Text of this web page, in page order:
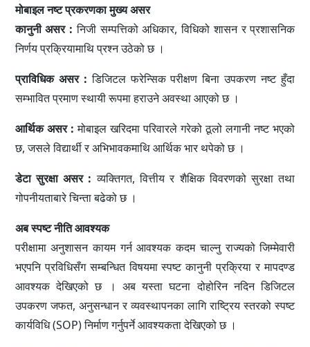
मोबाइल नष्ट प्रकरणका मुख्य असर
कानुनी असर : निजी सम्पत्तिको अधिकार, विधिको शासन र प्रशासनिक
निर्णय प्रक्रियामाथि प्रश्न उठेको छ ।
प्राविधिक असर :डिजिटल फरेन्सिक परीक्षण बिना उपकरण नष्ट हुँदा
सम्भावित प्रमाण स्थायी रूपमा हराउने अवस्था आएको छ ।
आर्थिक असर :मोबाइल खरिदमा परिवारले गरेको ठूलो लगानी नष्ट भएको
छ, जसले विद्यार्थी र अभिभावकमाथि आर्थिक भार थपेको छ ।
डेटा सुरक्षा असर :व्यक्तिगत, वित्तीय र शैक्षिक विवरणको सुरक्षा तथा
गोपनीयताबारे चिन्ता बढेको छ ।
अब स्पष्ट नीति आवश्यक
परीक्षामा अनुशासन कायम गर्न आवश्यक कदम चाल्नु राज्यको जिम्मेवारी
भएपनि प्रविधिसँग सम्बन्धित विषयमा स्पष्ट कानुनी प्रक्रिया र मापदण्ड
आवश्यक देखिएको छ । अब यस्ता घटना दोहोरिन नदिन डिजिटल
उपकरण जफत, अनुसन्धान र व्यवस्थापनका लागि राष्ट्रिय स्तरको स्पष्ट
कार्यविधि (SOP) निर्माण गर्नुपर्ने आवश्यकता देखिएको छ ।